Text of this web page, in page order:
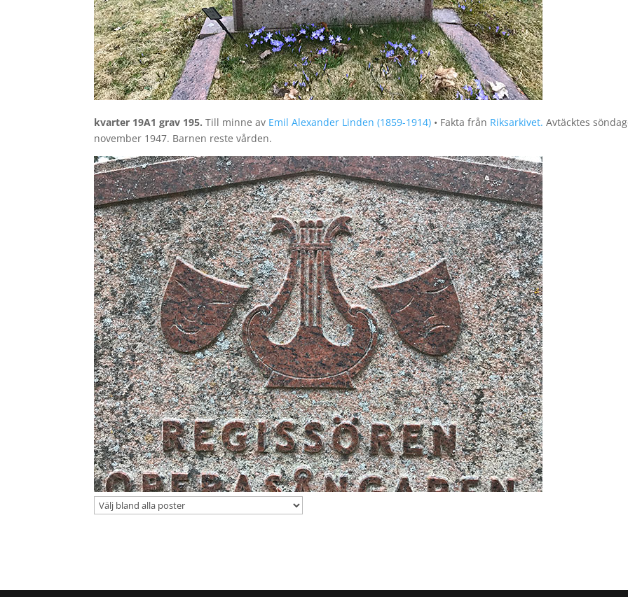
kvarter 19A1 grav 195. Till minne av Emil Alexander Linden (1859-1914) • Fakta från Riksarkivet. Avtäcktes
november 1947. Barnen reste vården.